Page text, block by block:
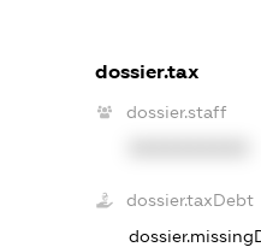
dossier.tax
dossier.staff
dossier.taxDebt